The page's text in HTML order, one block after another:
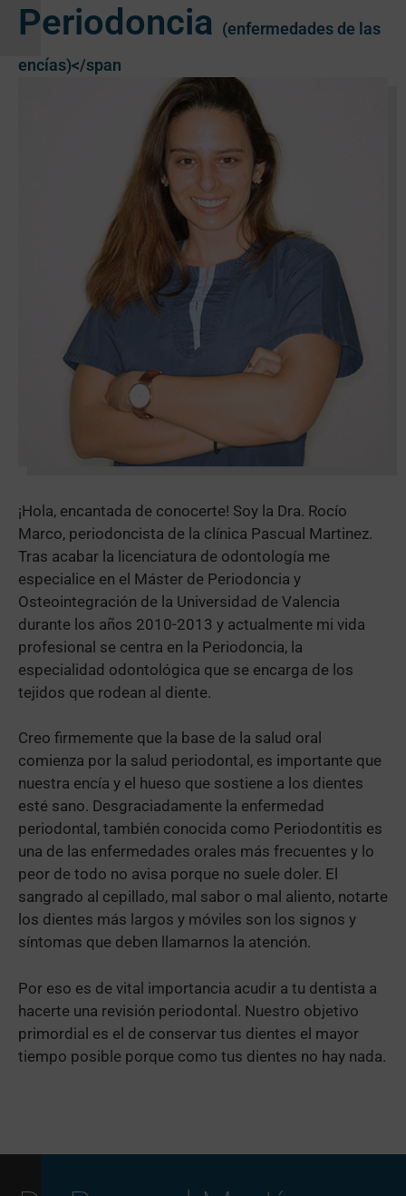
Periodoncia (enfermedades de las
encías)</span
¡Hola, encantada de conocerte! Soy la Dra. Rocío
Marco, periodoncista de la clínica Pascual Martinez.
Tras acabar la licenciatura de odontología me
especialice en el Máster de Periodoncia y
Osteointegración de la Universidad de Valencia
durante los años 2010-2013 y actualmente mi vida
profesional se centra en la Periodoncia, la
especialidad odontológica que se encarga de los
tejidos que rodean al diente.
Creo firmemente que la base de la salud oral
comienza por la salud periodontal, es importante que
nuestra encía y el hueso que sostiene a los dientes
esté sano. Desgraciadamente la enfermedad
periodontal, también conocida como Periodontitis es
una de las enfermedades orales más frecuentes y lo
peor de todo no avisa porque no suele doler. El
sangrado al cepillado, mal sabor o mal aliento, notarte
los dientes más largos y móviles son los signos y
síntomas que deben llamarnos la atención.
Por eso es de vital importancia acudir a tu dentista a
hacerte una revisión periodontal. Nuestro objetivo
primordial es el de conservar tus dientes el mayor
tiempo posible porque como tus dientes no hay nada.